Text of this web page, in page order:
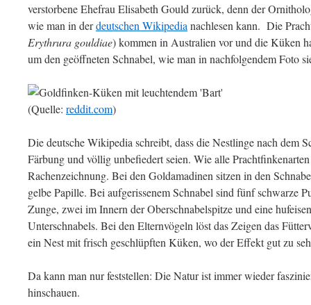
verstorbene Ehefrau Elisabeth Gould zurück, denn der
wie man in derdeutschen Wikipedia nachlesen kann. Die
Erythrura gouldiae) kommen in Australien vor und die Küken
um den geöffneten Schnabel, wie man in nachfolgendem Foto
(Quelle: reddit.com)
Die deutsche Wikipedia schreibt, dass die Nestlinge nach dem
Färbung und völlig unbefiedert seien. Wie alle
Rachenzeichnung. Bei den Goldamadinen sitzen in den
gelbe Papille. Bei aufgerissenem Schnabel sind fünf schwarze
Zunge, zwei im Innern der Oberschnabelspitze und eine
Unterschnabels. Bei den Elternvögeln löst das Zeigen das
ein Nest mit frisch geschlüpften Küken, wo der Effekt gut zu
Da kann man nur feststellen: Die Natur ist immer wieder
hinschauen.